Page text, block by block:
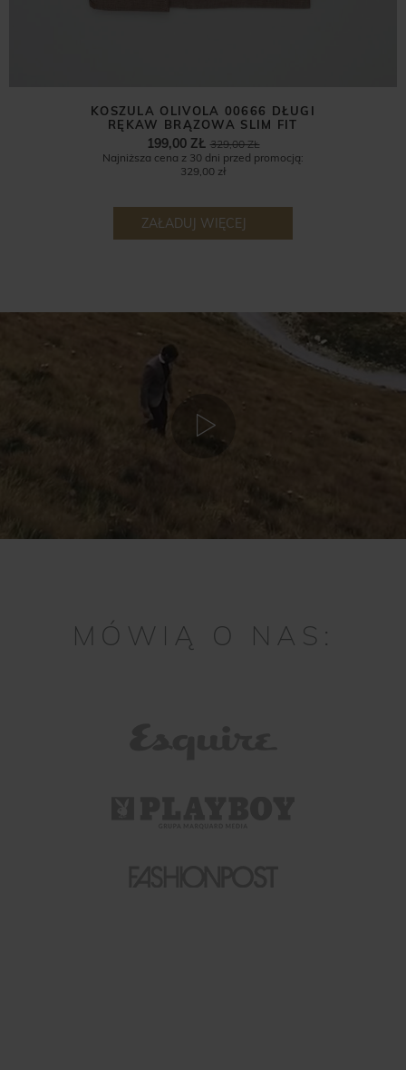
KOSZULA OLIVOLA 00666 DŁUGI
RĘKAW BRĄZOWA SLIM FIT
329,00 ZŁ
199,00 ZŁ
Najniższa cena z 30 dni przed promocją:
329,00 zł
ZAŁADUJ WIĘCEJ
MÓWIĄ O NAS: